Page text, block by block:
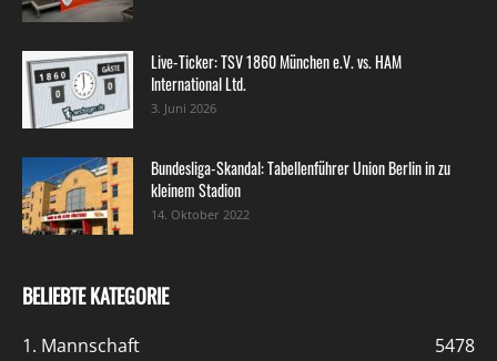
Live-Ticker: TSV 1860 München e.V. vs. HAM
International Ltd.
3. Juni 2026
Bundesliga-Skandal: Tabellenführer Union Berlin in zu
kleinem Stadion
14. Oktober 2022
BELIEBTE KATEGORIE
1. Mannschaft
5478